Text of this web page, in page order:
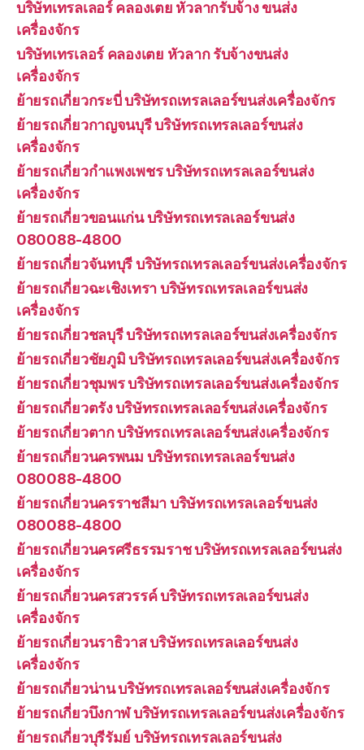
บริษัทเทรลเลอร์ คลองเตย หัวลากรับจ้าง ขนส่ง
เครื่องจักร
บริษัทเทรเลอร์ คลองเตย หัวลาก รับจ้างขนส่ง
เครื่องจักร
ย้ายรถเกี่ยวกระบี่ บริษัทรถเทรลเลอร์ขนส่งเครื่องจักร
ย้ายรถเกี่ยวกาญจนบุรี บริษัทรถเทรลเลอร์ขนส่ง
เครื่องจักร
ย้ายรถเกี่ยวกำแพงเพชร บริษัทรถเทรลเลอร์ขนส่ง
เครื่องจักร
ย้ายรถเกี่ยวขอนแก่น บริษัทรถเทรลเลอร์ขนส่ง
080088-4800
ย้ายรถเกี่ยวจันทบุรี บริษัทรถเทรลเลอร์ขนส่งเครื่องจักร
ย้ายรถเกี่ยวฉะเชิงเทรา บริษัทรถเทรลเลอร์ขนส่ง
เครื่องจักร
ย้ายรถเกี่ยวชลบุรี บริษัทรถเทรลเลอร์ขนส่งเครื่องจักร
ย้ายรถเกี่ยวชัยภูมิ บริษัทรถเทรลเลอร์ขนส่งเครื่องจักร
ย้ายรถเกี่ยวชุมพร บริษัทรถเทรลเลอร์ขนส่งเครื่องจักร
ย้ายรถเกี่ยวตรัง บริษัทรถเทรลเลอร์ขนส่งเครื่องจักร
ย้ายรถเกี่ยวตาก บริษัทรถเทรลเลอร์ขนส่งเครื่องจักร
ย้ายรถเกี่ยวนครพนม บริษัทรถเทรลเลอร์ขนส่ง
080088-4800
ย้ายรถเกี่ยวนครราชสีมา บริษัทรถเทรลเลอร์ขนส่ง
080088-4800
ย้ายรถเกี่ยวนครศรีธรรมราช บริษัทรถเทรลเลอร์ขนส่ง
เครื่องจักร
ย้ายรถเกี่ยวนครสวรรค์ บริษัทรถเทรลเลอร์ขนส่ง
เครื่องจักร
ย้ายรถเกี่ยวนราธิวาส บริษัทรถเทรลเลอร์ขนส่ง
เครื่องจักร
ย้ายรถเกี่ยวน่าน บริษัทรถเทรลเลอร์ขนส่งเครื่องจักร
ย้ายรถเกี่ยวบึงกาฬ บริษัทรถเทรลเลอร์ขนส่งเครื่องจักร
ย้ายรถเกี่ยวบุรีรัมย์ บริษัทรถเทรลเลอร์ขนส่ง